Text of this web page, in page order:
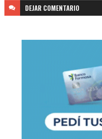
DEJAR COMENTARIO